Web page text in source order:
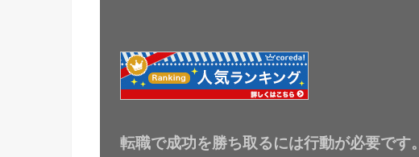
転職で成功を勝ち取るには行動が必要です。